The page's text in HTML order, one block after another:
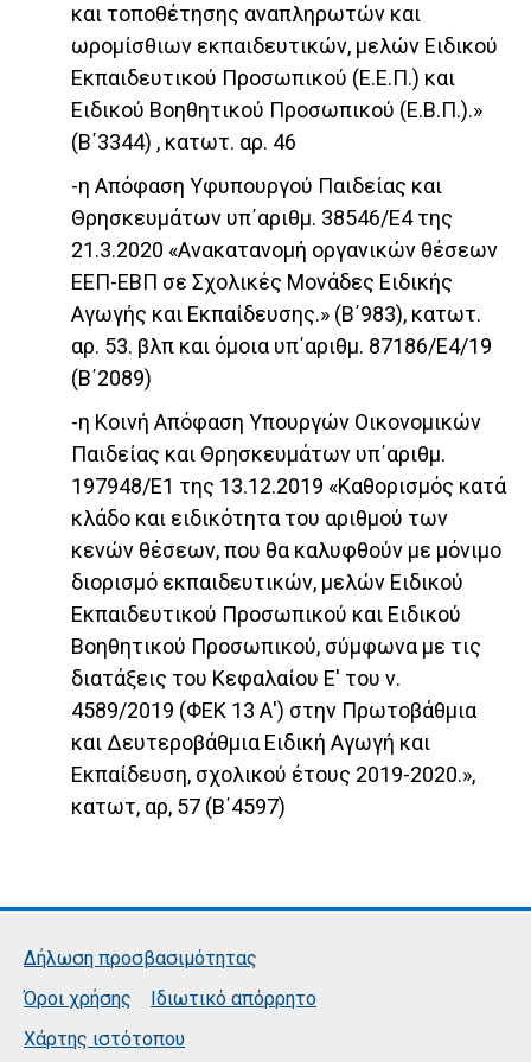
και τοποθέτησης αναπληρωτών και
ωρομίσθιων εκπαιδευτικών, μελών Ειδικού
Εκπαιδευτικού Προσωπικού (Ε.Ε.Π.) και
Ειδικού Βοηθητικού Προσωπικού (Ε.Β.Π.).»
(Β΄3344) , κατωτ. αρ. 46
-η Απόφαση Υφυπουργού Παιδείας και
Θρησκευμάτων υπ΄αριθμ. 38546/Ε4 της
21.3.2020 «Ανακατανομή οργανικών θέσεων
ΕΕΠ-ΕΒΠ σε Σχολικές Μονάδες Ειδικής
Αγωγής και Εκπαίδευσης.» (Β΄983), κατωτ.
αρ. 53. βλπ και όμοια υπ΄αριθμ. 87186/Ε4/19
(Β΄2089)
-η Κοινή Απόφαση Υπουργών Οικονομικών
Παιδείας και Θρησκευμάτων υπ΄αριθμ.
197948/Ε1 της 13.12.2019 «Καθορισμός κατά
κλάδο και ειδικότητα του αριθμού των
κενών θέσεων, που θα καλυφθούν με μόνιμο
διορισμό εκπαιδευτικών, μελών Ειδικού
Εκπαιδευτικού Προσωπικού και Ειδικού
Βοηθητικού Προσωπικού, σύμφωνα με τις
διατάξεις του Κεφαλαίου Ε' του ν.
4589/2019 (ΦΕΚ 13 Α') στην Πρωτοβάθμια
και Δευτεροβάθμια Ειδική Αγωγή και
Εκπαίδευση, σχολικού έτους 2019-2020.»,
κατωτ, αρ, 57 (Β΄4597)
Δήλωση προσβασιμότητας
Όροι χρήσης
Ιδιωτικό απόρρητο
Χάρτης ιστότοπου